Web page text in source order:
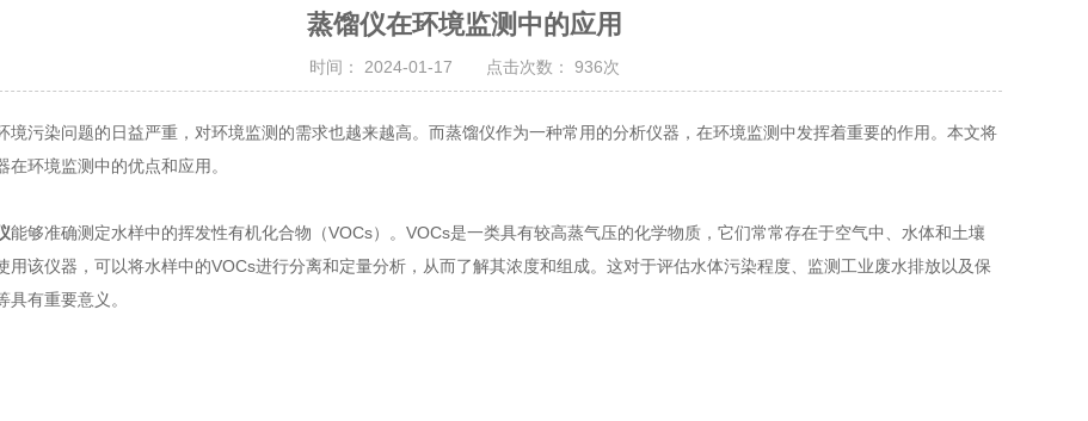
蒸馏仪在环境监测中的应用
时间： 2024-01-17 点击次数： 936次
污染问题的日益严重，对环境监测的需求也越来越高。而蒸馏仪作为一种常用的分析仪器，在环境监测中发挥着重要的作用。本文将
在环境监测中的优点和应用。
能够准确测定水样中的挥发性有机化合物（VOCs）。VOCs是一类具有较高蒸气压的化学物质，它们常常存在于空气中、水体和土壤
用该仪器，可以将水样中的VOCs进行分离和定量分析，从而了解其浓度和组成。这对于评估水体污染程度、监测工业废水排放以及保
具有重要意义。